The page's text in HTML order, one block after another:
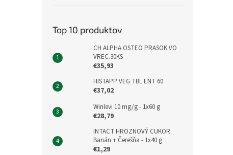
Top 10 produktov
CH ALPHA OSTEO PRASOK VO
VREC.30KS
€35,93
HISTAPP VEG TBL ENT 60
€37,02
Winlevi 10 mg/g - 1x60 g
€28,79
INTACT HROZNOVÝ CUKOR
Banán + Čerešňa - 1x40 g
€1,29